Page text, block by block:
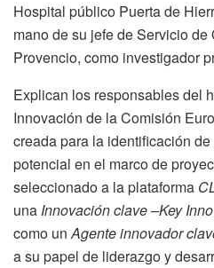
Hospital público Puerta de
mano de su jefe de Servicio
Provencio, como investigador
Explican los responsables del
Innovación de la Comisión
creada para la identificación
potencial en el marco de
seleccionado a la plataforma
una Innovación clave –Key
como unAgente innovador
a su papel de liderazgo y